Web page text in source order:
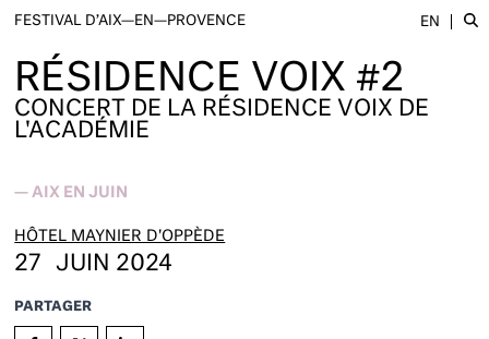
FESTIVAL D’AIX—EN—PROVENCE EN
RÉSIDENCE VOIX #2
CONCERT DE LA RÉSIDENCE VOIX DE
L'ACADÉMIE
—AIX EN JUIN
HÔTEL MAYNIER D'OPPÈDE
27 JUIN 2024
PARTAGER